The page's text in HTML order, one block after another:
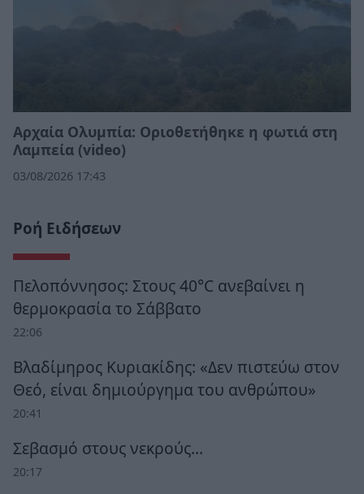
Αρχαία Ολυμπία: Οριοθετήθηκε η φωτιά στη
Λαμπεία (video)
03/08/2026 17:43
Ροή Ειδήσεων
Πελοπόννησος: Στους 40°C ανεβαίνει η
θερμοκρασία το Σάββατο
22:06
Βλαδίμηρος Κυριακίδης: «Δεν πιστεύω στον
Θεό, είναι δημιούργημα του ανθρώπου»
20:41
Σεβασμό στους νεκρούς…
20:17